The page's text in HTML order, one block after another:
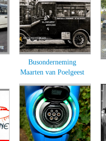
Busonderneming
Maarten van Poelgeest